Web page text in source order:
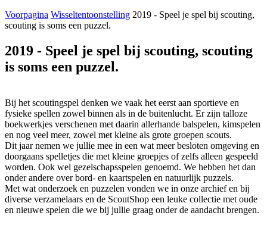
Voorpagina Wisseltentoonstelling 2019 - Speel je spel bij scouting,
scouting is soms een puzzel.
2019 - Speel je spel bij scouting, scouting
is soms een puzzel.
Bij het scoutingspel denken we vaak het eerst aan sportieve en
fysieke spellen zowel binnen als in de buitenlucht. Er zijn talloze
boekwerkjes verschenen met daarin allerhande balspelen, kimspelen
en nog veel meer, zowel met kleine als grote groepen scouts.
Dit jaar nemen we jullie mee in een wat meer besloten omgeving en
doorgaans spelletjes die met kleine groepjes of zelfs alleen gespeeld
worden. Ook wel gezelschapsspelen genoemd. We hebben het dan
onder andere over bord- en kaartspelen en natuurlijk puzzels.
Met wat onderzoek en puzzelen vonden we in onze archief en bij
diverse verzamelaars en de ScoutShop een leuke collectie met oude
en nieuwe spelen die we bij jullie graag onder de aandacht brengen.